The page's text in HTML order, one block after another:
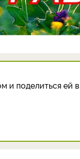
и поделиться ей